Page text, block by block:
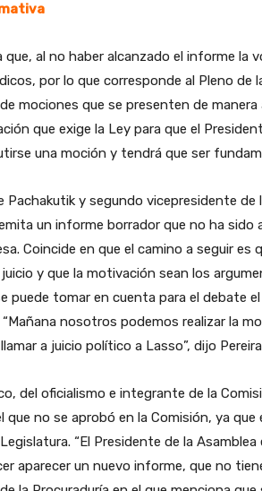
que, al no haber alcanzado el informe la
por lo que corresponde al Pleno de
mociones que se presenten de manera
que exige la Ley para que el
una moción y tendrá que ser
Pachakutik y segundo vicepresidente
un informe borrador que no ha
Coincide en que el camino a seguir
y que la motivación sean los
puede tomar en cuenta para el debate
nosotros podemos realizar la
a juicio político a Lasso”, dijo
del oficialismo e integrante de la
que no se aprobó en la Comisión, ya
“El Presidente de la
aparecer un nuevo informe, que no